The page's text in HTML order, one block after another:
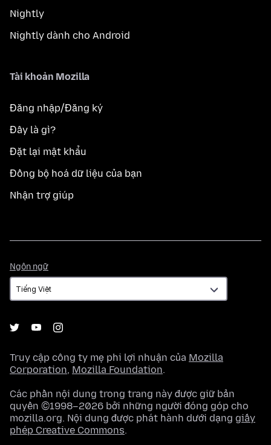
Nightly
Nightly dành cho Android
Tài khoản Mozilla
Đăng nhập/Đăng ký
Đây là gì?
Đặt lại mật khẩu
Đồng bộ hoá dữ liệu của bạn
Nhận trợ giúp
Ngôn ngữ
ngữ
Truy cập công ty mẹ phi lợi nhuận của Mozilla
Corporation, Mozilla Foundation.
Các phần nội dung trong trang này được giữ bản
quyền ©1998–2026 bởi những người đóng góp cho
mozilla.org. Nội dung được phát hành dưới dạng giấy
phép Creative Commons.